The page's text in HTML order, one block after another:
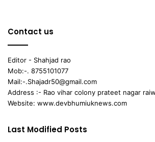
Contact us
Editor - Shahjad rao
Mob:-. 8755101077
Mail:-.Shajadr50@gmail.com
Address :- Rao vihar colony prateet nagar
Website: www.devbhumiuknews.com
Last Modified Posts